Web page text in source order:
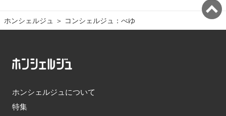
ホンシェルジュ ＞ コンシェルジュ：べゆ
ホンシェルジュについて
特集